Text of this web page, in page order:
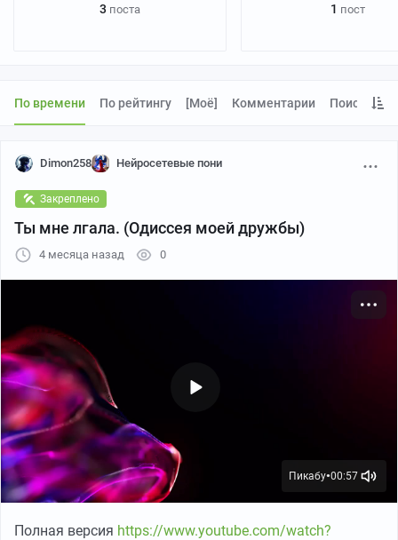
3 поста
1 пост
По времени По рейтингу [моё] Комментарии Поиск
Dimon258 Нейросетевые пони
Закреплено
Ты мне лгала. (Одиссея моей дружбы)
4 месяца назад 0
Пикабу●00:57
Полная версия https://www.youtube.com/watch?